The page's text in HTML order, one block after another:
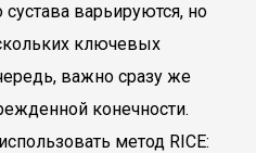
сустава варьируются, но
ключевых
важно сразу же
конечности.
метод RICE: